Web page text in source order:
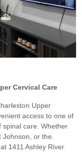
Cervical Care
Upper
access to one of
spinal care. Whether
Johnson, or the
1411 Ashley River